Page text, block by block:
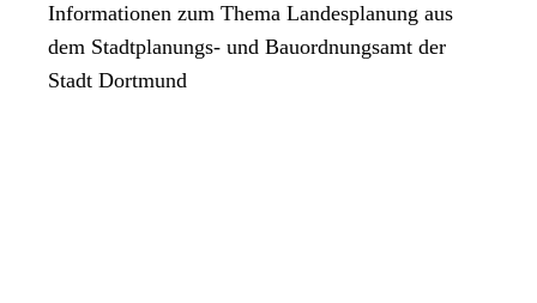
Informationen zum Thema Landesplanung aus
dem Stadtplanungs- und Bauordnungsamt der
Stadt Dortmund